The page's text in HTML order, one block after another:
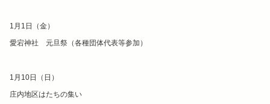
1月1日（金）
愛宕神社 元旦祭（各種団体代表等参加）
1月10日（日）
庄内地区はたちの集い